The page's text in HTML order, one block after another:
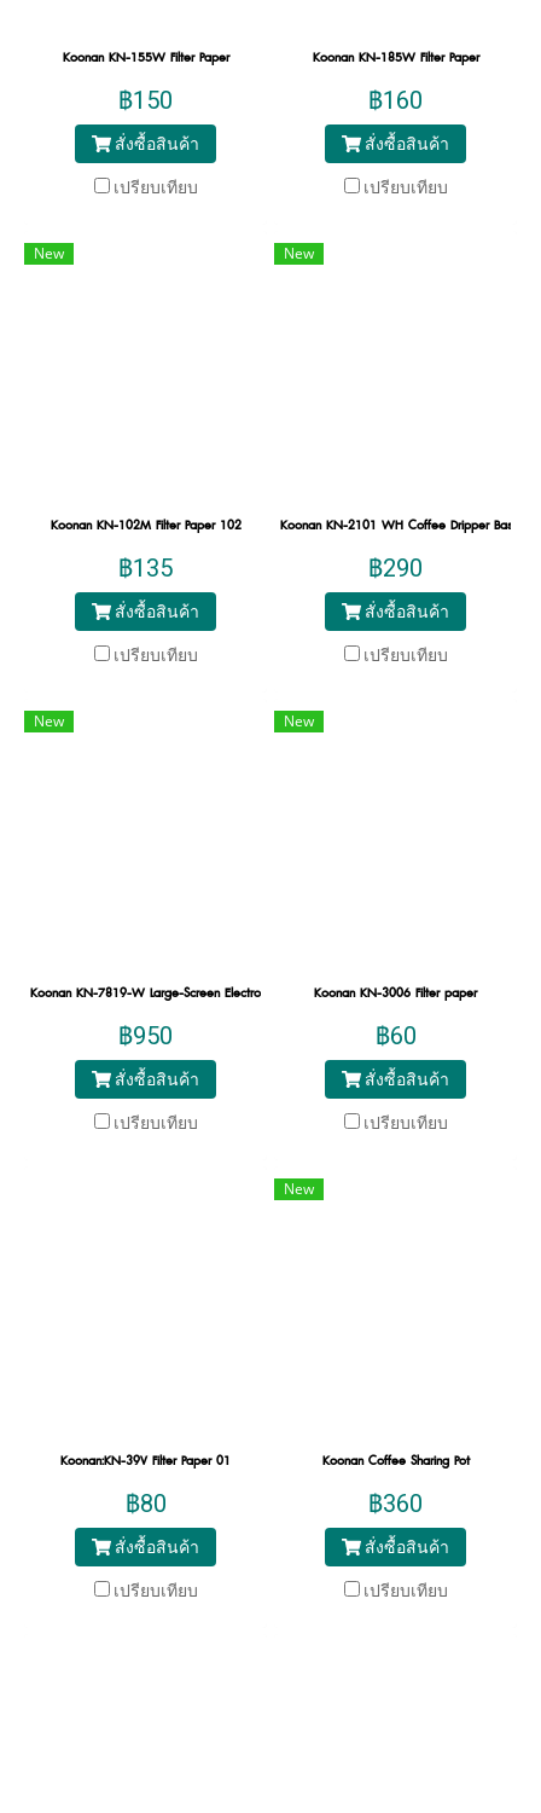
Koonan KN-155W Filter Paper
฿150
สั่งซื้อสินค้า
เปรียบเทียบ
Koonan KN-185W Filter Paper
฿160
สั่งซื้อสินค้า
เปรียบเทียบ
New
Koonan KN-102M Filter Paper 102
฿135
สั่งซื้อสินค้า
เปรียบเทียบ
New
Koonan KN-2101 WH Coffee Dripper Basket
฿290
สั่งซื้อสินค้า
เปรียบเทียบ
New
Koonan KN-7819-W Large-Screen Electronics_B Large-Screen Electronics
฿950
สั่งซื้อสินค้า
เปรียบเทียบ
New
Koonan KN-3006 Filter paper
฿60
สั่งซื้อสินค้า
เปรียบเทียบ
Koonan:KN-39V Filter Paper 01
฿80
สั่งซื้อสินค้า
เปรียบเทียบ
New
Koonan Coffee Sharing Pot
฿360
สั่งซื้อสินค้า
เปรียบเทียบ